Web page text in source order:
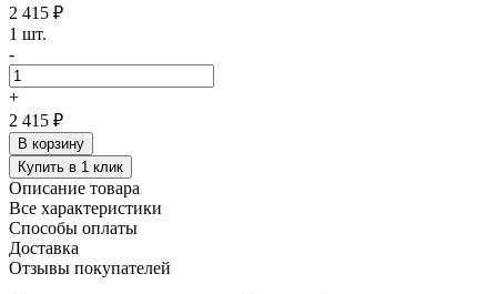
2 415 ₽
1 шт.
-
+
2 415 ₽
В корзину
Купить в 1 клик
Описание товара
Все характеристики
Способы оплаты
Доставка
Отзывы покупателей